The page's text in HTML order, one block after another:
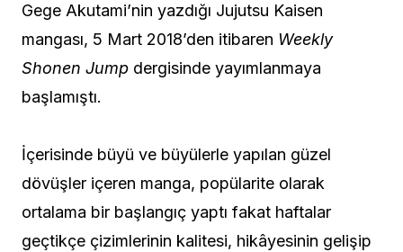
Gege Akutami’nin yazdığı Jujutsu Kaisen
mangası, 5 Mart 2018’den itibaren Weekly
Shonen Jump dergisinde yayımlanmaya
başlamıştı.
İçerisinde büyü ve büyülerle yapılan güzel
dövüşler içeren manga, popülarite olarak
ortalama bir başlangıç yaptı fakat haftalar
geçtikçe çizimlerinin kalitesi, hikâyesinin gelişip